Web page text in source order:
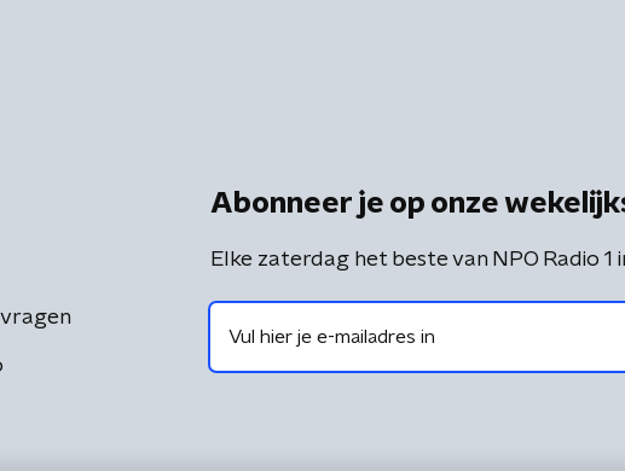
Abonneer je op onze
Elke zaterdag het beste van NPO Radio 1